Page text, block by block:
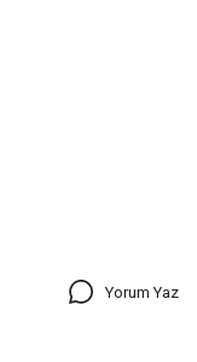
Yorum Yaz